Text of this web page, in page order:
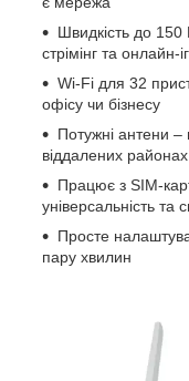
Швидкість до
стрімінг та онлайн-
Wi-Fi для 32
офісу чи бізнесу
Потужні антени –
віддалених районах
Працює з SIM-
універсальність та
Просте
пару хвилин